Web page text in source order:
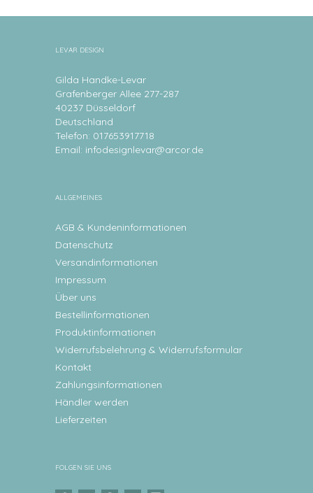
LEVAR DESIGN
Gilda Handke-Levar
Grafenberger Allee 277-287
40237 Düsseldorf
Deutschland
Telefon: 017653917718
Email: infodesignlevar@arcor.de
ALLGEMEINES
AGB & Kundeninformationen
Datenschutz
Versandinformationen
Impressum
Über uns
Bestellinformationen
Produktinformationen
Widerrufsbelehrung & Widerrufsformular
Kontakt
Zahlungsinformationen
Händler werden
Lieferzeiten
FOLGEN SIE UNS